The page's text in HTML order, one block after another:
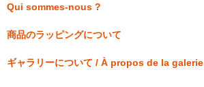
Qui sommes-nous ?
商品のラッピングについて
ギャラリーについて / À propos de la galerie